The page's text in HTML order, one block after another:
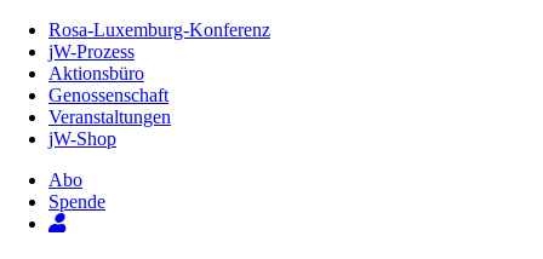
Inhalt
Seite
Rosa-Luxemburg-Konferenz
jW-Prozess
Aktionsbüro
Genossenschaft
Veranstaltungen
jW-Shop
Abo
Spende